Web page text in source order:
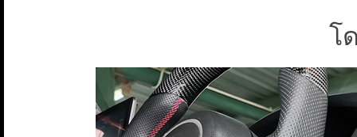
โ